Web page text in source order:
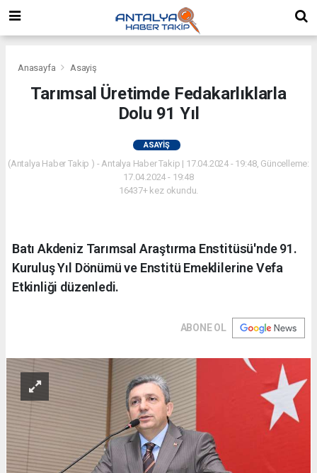
Anasayfa Asayiş
Tarımsal Üretimde Fedakarlıklarla
Dolu 91 Yıl
ASAYIŞ
(Antalya Haber Takip ) - Antalya Haber Takip | 17.04.2024 - 19:48, Güncelleme:
17.04.2024 - 19:48
16437+ kez okundu.
Batı Akdeniz Tarımsal Araştırma Enstitüsü'nde 91.
Kuruluş Yıl Dönümü ve Enstitü Emeklilerine Vefa
Etkinliği düzenledi.
ABONE OL